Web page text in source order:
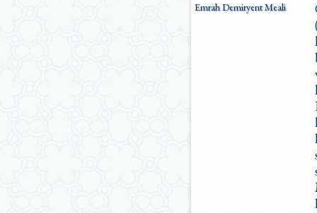
Emrah Demiryent Meali